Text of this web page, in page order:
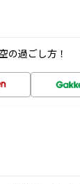
の過ごし方！